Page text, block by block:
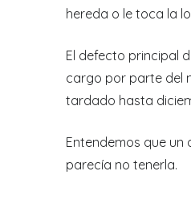
hereda o le toca la
El defecto principal
cargo por parte del
tardado hasta
Entendemos que
parecía no tenerla.